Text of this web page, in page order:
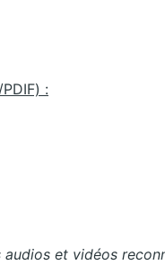
:
et vidéos